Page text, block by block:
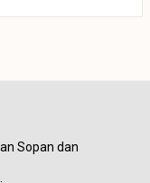
Sopan dan